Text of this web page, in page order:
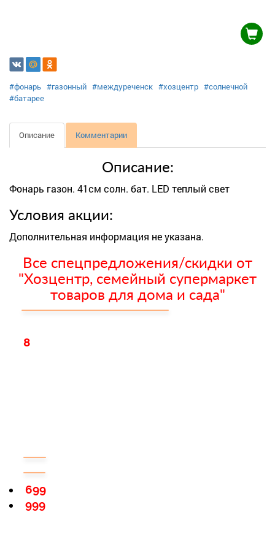
#фонарь #газонный #междуреченск #хозцентр #солнечной
#батарее
Описание Комментарии
Описание:
Фонарь газон. 41см солн. бат. LED теплый свет
Условия акции:
Дополнительная информация не указана.
Все спецпредложения/скидки от
"Хозцентр, семейный супермаркет
товаров для дома и сада"
8
999
699